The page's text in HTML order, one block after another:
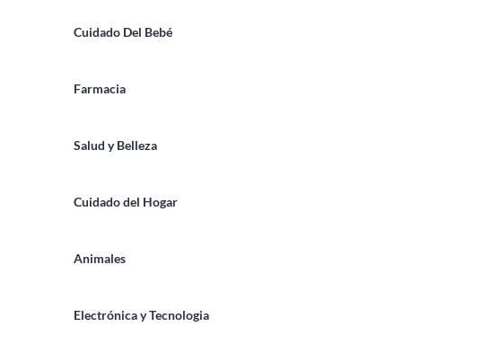
Cuidado Del Bebé
Farmacia
Salud y Belleza
Cuidado del Hogar
Animales
Electrónica y Tecnologia